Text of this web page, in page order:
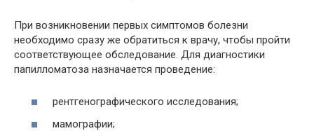
При возникновении первых симптомов болезни
необходимо сразу же обратиться к врачу, чтобы пройти
соответствующее обследование. Для диагностики
папилломатоза назначается проведение:
рентгенографического исследования;
мамографии;